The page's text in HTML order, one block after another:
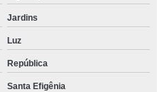
Jardins
Luz
República
Santa Efigênia